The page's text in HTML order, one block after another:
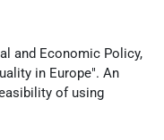
and Economic Policy,
in Europe". An
of using